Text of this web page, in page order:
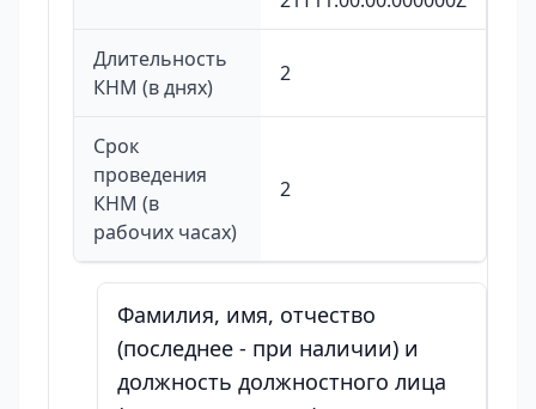
Длительность
КНМ (в днях)
2
Срок
проведения
КНМ (в
рабочих часах)
2
Фамилия, имя, отчество
(последнее - при наличии) и
должность должностного лица